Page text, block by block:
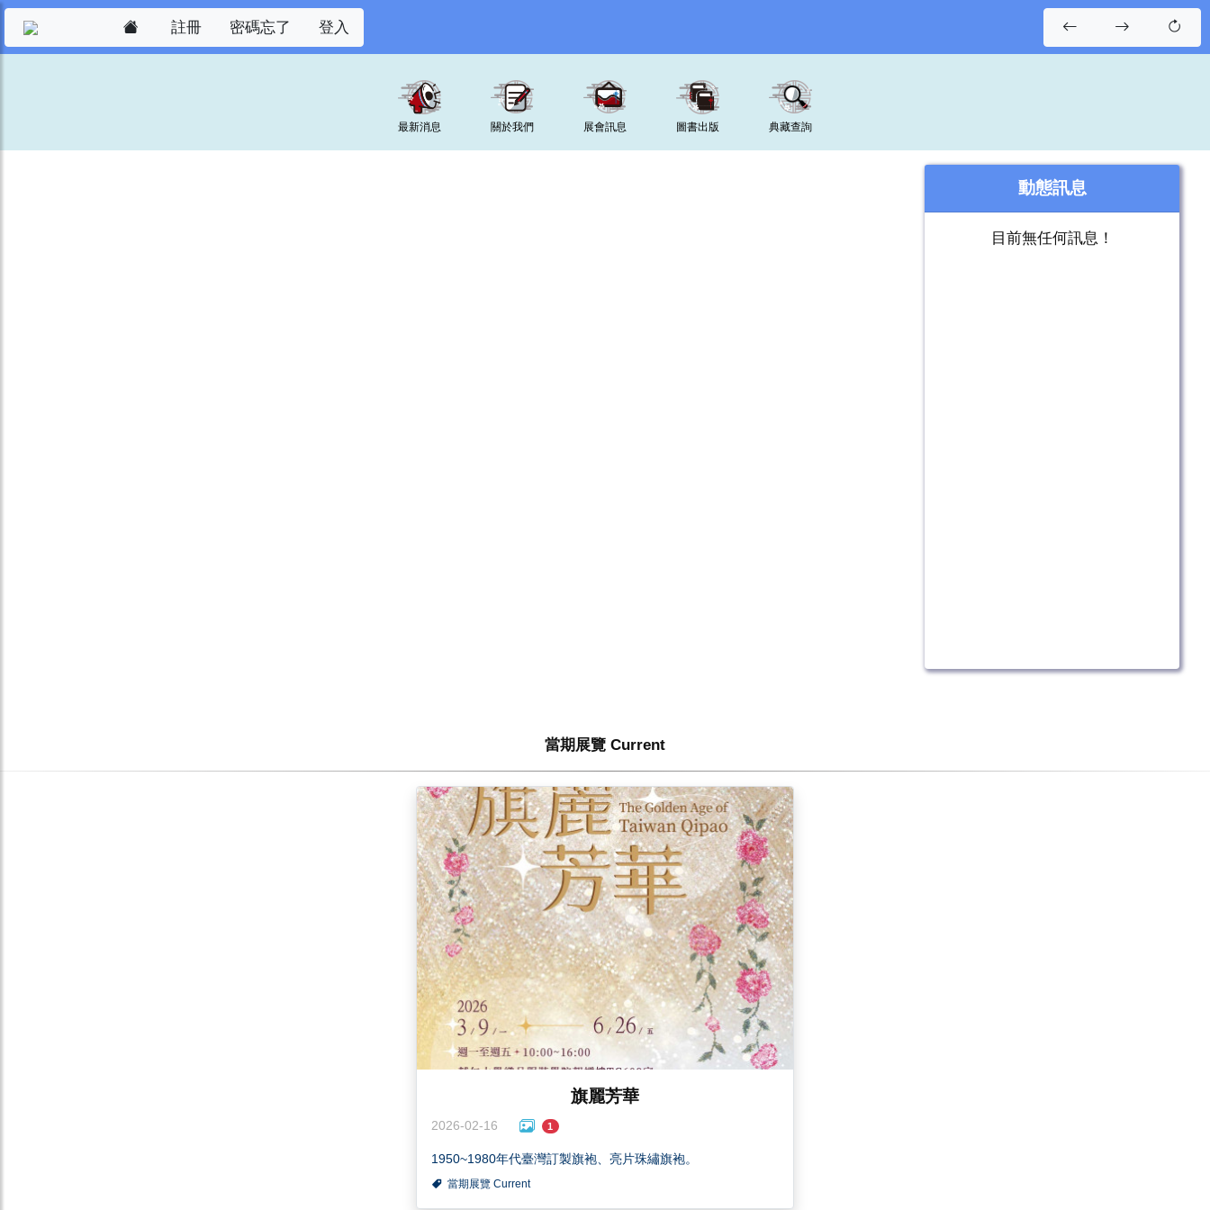
註冊 密碼忘了 登入
最新消息 關於我們 展會訊息 圖書出版 典藏查詢
動態訊息
目前無任何訊息！
當期展覽 Current
旗麗芳華
2026-02-16 1
1950~1980年代臺灣訂製旗袍、亮片珠繡旗袍。
當期展覽 Current